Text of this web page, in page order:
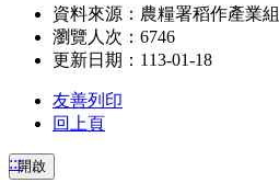
資料來源：農糧署稻作產業組
瀏覽人次：6746
更新日期：113-01-18
友善列印
回上頁
:::開啟